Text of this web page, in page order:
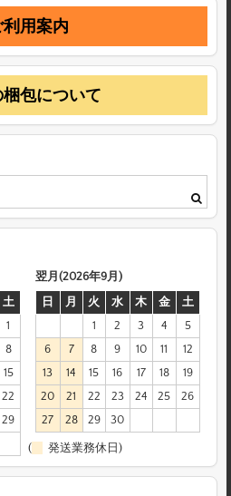
利用案内
包について
土
1
8
15
22
29
翌月(2026年9月)
日
月 火 水 木 金
土
1
2 3 4
5
6
7 8 9 10 11
12
13
14 15 16 17 18
19
20
21 22 23 24 25
26
27
28 29 30
( 発送業務休日)